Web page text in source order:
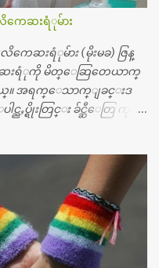
လိကေဆးရံုမ်ား
ကေဆးရံုမ်ား (မိုးမခ) ဇြန္
ယေဆးရံုကို မိတ္ေဆြတေယာက္
။ အရက္ေသာက္ျခင္းဒ
ရိုးတြင္း ခ်င္ဆီေတြ ကုန္ခ
မ္းခြဲစိတ္ အရိုးအစားထိုးကုပါတ
အစားထိုးပစၥည္း စတဲ့စရိ
သိန္း ၇၀ ေလာက္ ကုန္သြား
႔ရင္း ဟိုတယ္လို သန္႔ရွင္းသ
မ္အာအိုင္1 စက္ခန္းကိုေ
ရင္ က်ပ္တသိန္းေက်ာ္ က်သင့္